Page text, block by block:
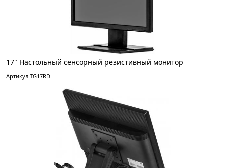
17" Настольный сенсорный резистивный монитор
Артикул TG17RD